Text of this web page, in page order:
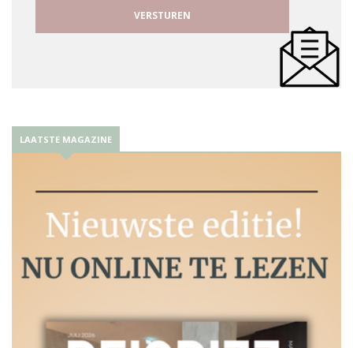
LAATSTE MAGAZINE